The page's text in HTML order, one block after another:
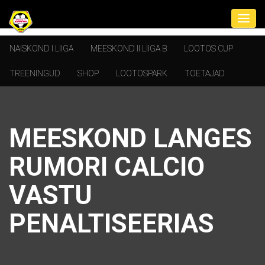
NAISKOND I LIIGA MEESKOND II LIIGA B LOOTOS CUP
TREENINGUD SHOP LOOTOSPARK TOETAJAD
MEESKOND LANGES
RUMORI CALCIO
VASTU
PENALTISEERIAS